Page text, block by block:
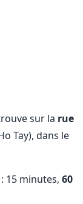
sur la rue
Tay), dans le
: 15 minutes, 60